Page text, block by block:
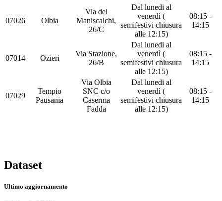
07026 Olbia
Via dei
Maniscalchi,
26/C
Dal lunedi al
venerdì (
semifestivi chiusura
alle 12:15)
08:15 -
14:15
07014 Ozieri
Via Stazione,
26/B
Dal lunedi al
venerdì (
semifestivi chiusura
alle 12:15)
08:15 -
14:15
07029
Tempio
Pausania
Via Olbia
SNC c/o
Caserma
Fadda
Dal lunedi al
venerdì (
semifestivi chiusura
alle 12:15)
08:15 -
14:15
Dataset
Ultimo aggiornamento